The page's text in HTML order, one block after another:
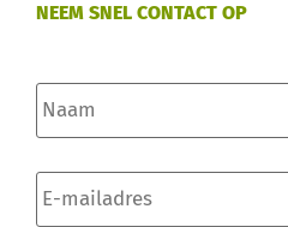
NEEM SNEL CONTACT OP
Naam *
E-
mailadres *